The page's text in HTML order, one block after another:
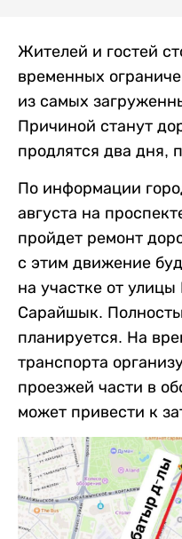
Жителей и гостей
временных
из самых
Причиной станут
продлятся два дня,
По информации
августа на
пройдет ремонт
с этим движение
на участке от
Сарайшык.
планируется. На
транспорта
проезжей части в
может привести к